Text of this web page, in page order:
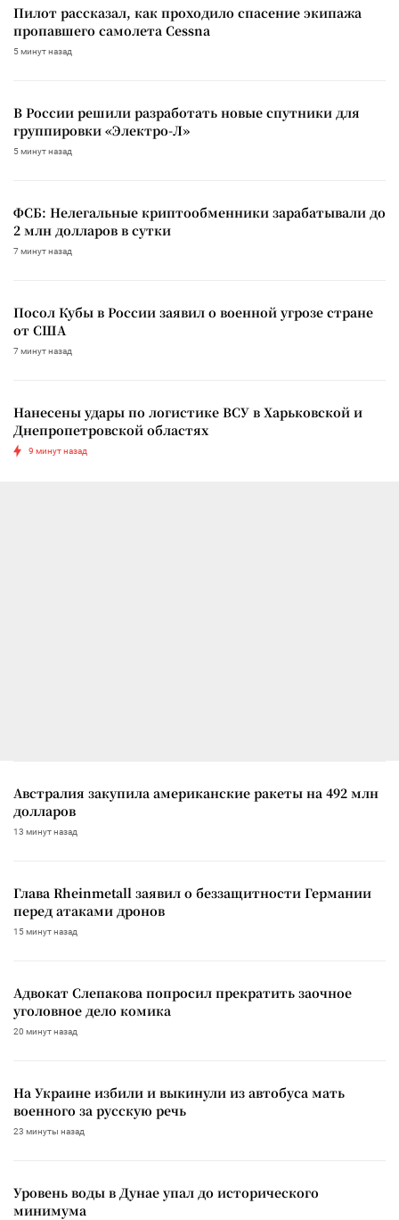
Пилот рассказал, как проходило спасение экипажа
пропавшего самолета Cessna
5 минут назад
В России решили разработать новые спутники для
группировки «Электро-Л»
5 минут назад
ФСБ: Нелегальные криптообменники зарабатывали до
2 млн долларов в сутки
7 минут назад
Посол Кубы в России заявил о военной угрозе стране
от США
7 минут назад
Нанесены удары по логистике ВСУ в Харьковской и
Днепропетровской областях
9 минут назад
Австралия закупила американские ракеты на 492 млн
долларов
13 минут назад
Глава Rheinmetall заявил о беззащитности Германии
перед атаками дронов
15 минут назад
Адвокат Слепакова попросил прекратить заочное
уголовное дело комика
20 минут назад
На Украине избили и выкинули из автобуса мать
военного за русскую речь
23 минуты назад
Уровень воды в Дунае упал до исторического
минимума